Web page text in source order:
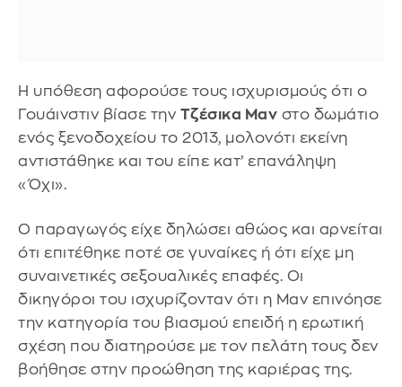
Η υπόθεση αφορούσε τους ισχυρισμούς ότι ο
Γουάινστιν βίασε την Τζέσικα Μαν στο δωμάτιο
ενός ξενοδοχείου το 2013, μολονότι εκείνη
αντιστάθηκε και του είπε κατ’ επανάληψη
«Όχι».
Ο παραγωγός είχε δηλώσει αθώος και αρνείται
ότι επιτέθηκε ποτέ σε γυναίκες ή ότι είχε μη
συναινετικές σεξουαλικές επαφές. Οι
δικηγόροι του ισχυρίζονταν ότι η Μαν επινόησε
την κατηγορία του βιασμού επειδή η ερωτική
σχέση που διατηρούσε με τον πελάτη τους δεν
βοήθησε στην προώθηση της καριέρας της.